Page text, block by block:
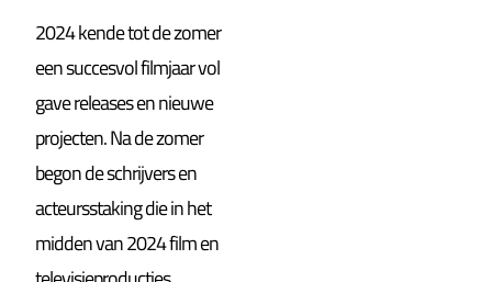
2024 kende tot de zomer
een succesvol filmjaar vol
gave releases en nieuwe
projecten. Na de zomer
begon de schrijvers en
acteursstaking die in het
midden van 2024 film en